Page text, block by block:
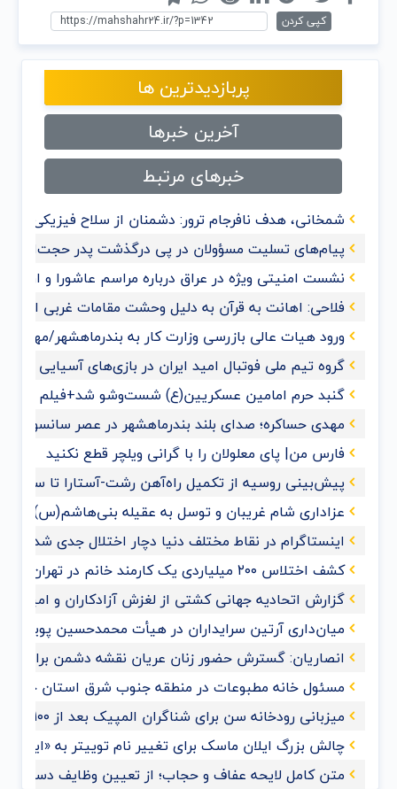
کپی کردن
پربازدیدترین ها
آخرین خبرها
خبرهای مرتبط
شمخانی، هدف نافرجام ترور: دشمنان از سلاح فیزیکی
پیام‌های تسلیت مسؤولان در پی درگذشت پدر
نشست امنیتی ویژه در عراق درباره مراسم عاشورا و
فلاحی: اهانت به قرآن‌ به دلیل وحشت مقامات غربی از
ورود هیات عالی بازرسی وزارت کار به بندرماهشهر/مهدی
گروه تیم ملی فوتبال امید ایران در بازی‌های آسیایی
گنبد حرم امامین عسکریین(ع) شست‌وشو شد+فیلم و
مهدی حساکره؛ صدای بلند بندرماهشهر در عصر سانسور و
فارس من| پای معلولان را با گرانی ویلچر قطع نکنید
پیش‌بینی روسیه از تکمیل راه‌آهن رشت-آستارا تا سال ‌۲۰۲۸
عزاداری شام غریبان و توسل به عقیله بنی‌هاشم(س) با
اینستاگرام در نقاط مختلف دنیا دچار اختلال جدی شد
کشف اختلاس ۲۰۰ میلیاردی یک کارمند خانم در تهران
گزارش اتحادیه جهانی کشتی از لغزش آزادکاران و
میان‌داری آرتین سرایداران در هیأت محمدحسین
انصاریان: گسترش حضور زنان عریان نقشه دشمن برای
مسئول خانه مطبوعات در منطقه جنوب شرق استان
میزبانی رودخانه سن برای شناگران المپیک بعد از ۱۰۰ سال
چالش بزرگ ایلان ماسک برای تغییر نام توییتر به «ایکس»
متن کامل لایحه عفاف و حجاب؛ از تعیین وظایف